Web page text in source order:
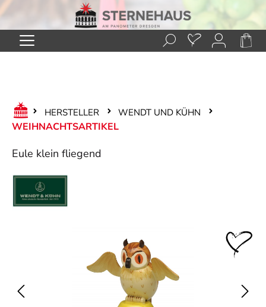
Zum Hauptinhalt springen
HERSTELLER WENDT UND KÜHN
WEIHNACHTSARTIKEL
Eule klein fliegend